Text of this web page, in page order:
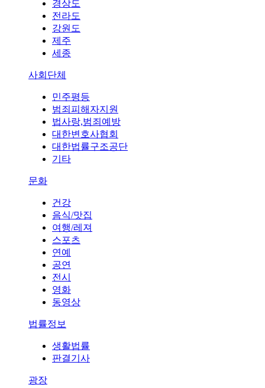
경상도
전라도
강원도
제주
세종
사회단체
민주평등
범죄피해자지원
법사랑,범죄예방
대한변호사협회
대한법률구조공단
기타
문화
건강
음식/맛집
여행/레져
스포츠
연예
공연
전시
영화
동영상
법률정보
생활법률
판결기사
광장